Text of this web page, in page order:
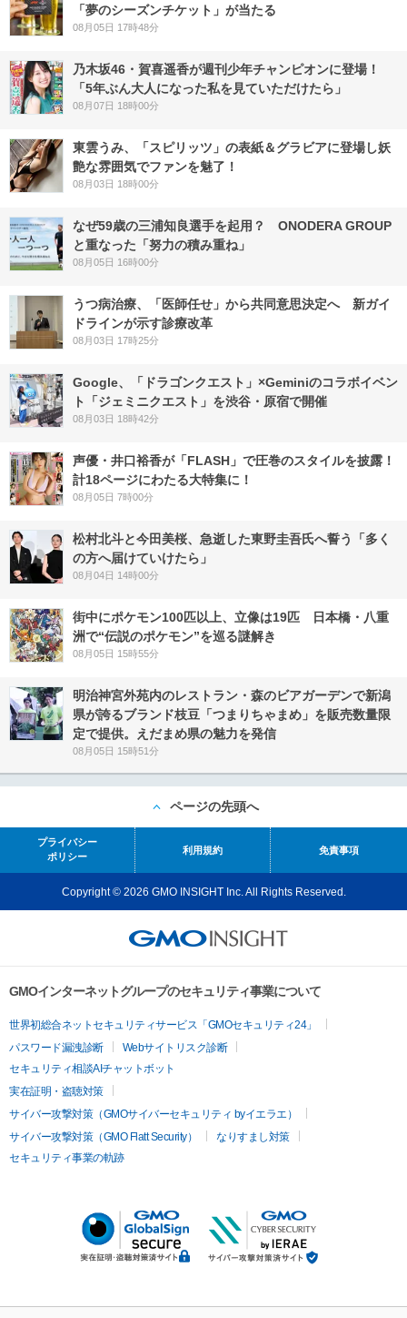
「夢のシーズンチケット」が当たる
08月05日 17時48分
乃木坂46・賀喜遥香が週刊少年チャンピオンに登場！
「5年ぶん大人になった私を見ていただけたら」
08月07日 18時00分
東雲うみ、「スピリッツ」の表紙＆グラビアに登場し妖
艶な雰囲気でファンを魅了！
08月03日 18時00分
なぜ59歳の三浦知良選手を起用？ ONODERA GROUP
と重なった「努力の積み重ね」
08月05日 16時00分
うつ病治療、「医師任せ」から共同意思決定へ 新ガイ
ドラインが示す診療改革
08月03日 17時25分
Google、「ドラゴンクエスト」×Geminiのコラボイベン
ト「ジェミニクエスト」を渋谷・原宿で開催
08月03日 18時42分
声優・井口裕香が「FLASH」で圧巻のスタイルを披露！
計18ページにわたる大特集に！
08月05日 7時00分
松村北斗と今田美桜、急逝した東野圭吾氏へ誓う「多く
の方へ届けていけたら」
08月04日 14時00分
街中にポケモン100匹以上、立像は19匹 日本橋・八重
洲で“伝説のポケモン”を巡る謎解き
08月05日 15時55分
明治神宮外苑内のレストラン・森のビアガーデンで新潟
県が誇るブランド枝豆「つまりちゃまめ」を販売数量限
定で提供。えだまめ県の魅力を発信
08月05日 15時51分
ページの先頭へ
プライバシー
ポリシー
利用規約 免責事項
Copyright © 2026 GMO INSIGHT Inc. All Rights Reserved.
GMOインターネットグループのセキュリティ事業について
世界初総合ネットセキュリティサービス「GMOセキュリティ24」
パスワード漏洩診断
Webサイトリスク診断
セキュリティ相談AIチャットボット
実在証明・盗聴対策
サイバー攻撃対策（GMOサイバーセキュリティ byイエラエ）
サイバー攻撃対策（GMO Flatt Security）
なりすまし対策
セキュリティ事業の軌跡